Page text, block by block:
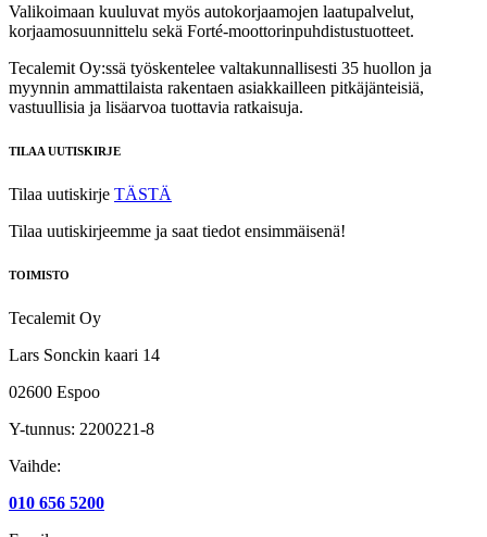
Valikoimaan kuuluvat myös autokorjaamojen laatupalvelut,
korjaamosuunnittelu sekä Forté‑moottorinpuhdistustuotteet.
Tecalemit Oy:ssä työskentelee valtakunnallisesti 35 huollon ja
myynnin ammattilaista rakentaen asiakkailleen pitkäjänteisiä,
vastuullisia ja lisäarvoa tuottavia ratkaisuja.
TILAA UUTISKIRJE
Tilaa uutiskirje TÄSTÄ
Tilaa uutiskirjeemme ja saat tiedot ensimmäisenä!
TOIMISTO
Tecalemit Oy
Lars Sonckin kaari 14
02600 Espoo
Y-tunnus: 2200221-8
Vaihde:
010 656 5200